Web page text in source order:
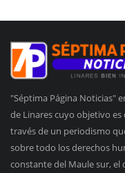
"Séptima Página Noticias"
de Linares cuyo objetivo
través de un periodismo
sobre todo los derechos
constante del Maule sur,